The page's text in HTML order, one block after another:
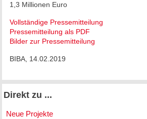
1,3 Millionen Euro
Vollständige Pressemitteilung
Pressemitteilung als PDF
Bilder zur Pressemitteilung
BIBA, 14.02.2019
Direkt zu ...
Neue Projekte